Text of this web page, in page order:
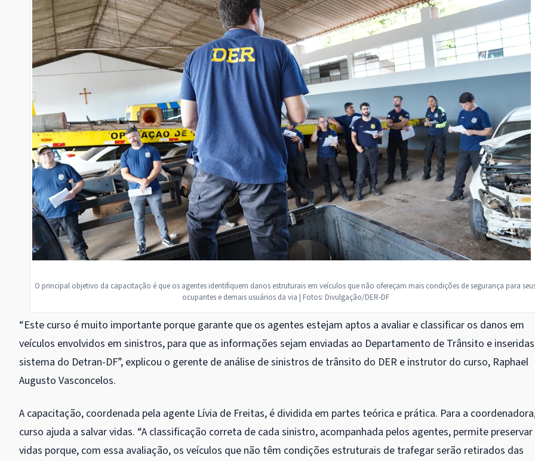
O principal objetivo da capacitação é que os agentes identifiquem danos estruturais em veículos que não ofereçam mais condições de segurança para
ocupantes e demais usuários da via | Fotos: Divulgação/DER-DF
“Este curso é muito importante porque garante que os agentes estejam aptos a avaliar e classificar os danos em
veículos envolvidos em sinistros, para que as informações sejam enviadas ao Departamento de Trânsito e
sistema do Detran-DF”, explicou o gerente de análise de sinistros de trânsito do DER e instrutor do curso, Raphael
Augusto Vasconcelos.
A capacitação, coordenada pela agente Lívia de Freitas, é dividida em partes teórica e prática. Para a
curso ajuda a salvar vidas. “A classificação correta de cada sinistro, acompanhada pelos agentes, permite preservar
vidas porque, com essa avaliação, os veículos que não têm condições estruturais de trafegar serão retirados das